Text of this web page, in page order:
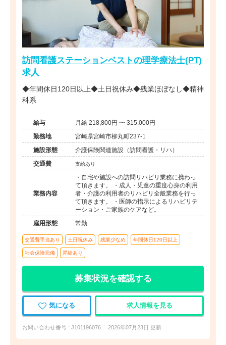
訪問看護ステーションベストの理学療法士(PT)
求人
◆年間休日120日以上◆土日祝休み◆残業ほぼなし◆精神
科系
給与
月給 218,800円 〜 315,000円
勤務地
宮崎県宮崎市柳丸町237-1
施設形態
介護保険関連施設（訪問看護・リハ）
交通費
支給あり
業務内容
・自宅や施設への訪問リハビリ業務に携わっ
て頂きます。 ・成人・児童の重度心身の利用
者・介護の利用者のリハビリ全般業務を行っ
て頂きます。 ・医師の指示によるリハビリテ
ーション・ご家族のケアなど。
雇用形態
常勤
交通費手当あり 土日祝休み 残業少なめ 年間休日120日以上
社会保険完備 昇給あり
募集状況を確認する
気になる 求人情報を見る
お問い合わせ番号 : J101196076 2026年07月23日 更新